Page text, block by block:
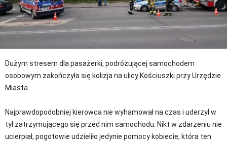
Dużym stresem dla pasażerki, podróżującej samochodem
osobowym zakończyła się kolizja na ulicy Kościuszki przy Urzędzie
Miasta.
Najprawdopodobniej kierowca nie wyhamował na czas i uderzył w
tył zatrzymującego się przed nim samochodu. Nikt w zdarzeniu nie
ucierpiał, pogotowie udzieliło jedynie pomocy kobiecie, która ten